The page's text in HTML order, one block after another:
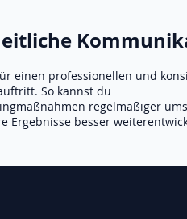
einen professionellen und
So kannst du
regelmäßiger
Ergebnisse besser